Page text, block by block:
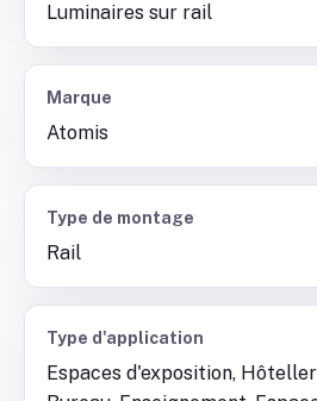
Luminaires sur rail
Marque
Atomis
Type de montage
Rail
Type d'application
Espaces d'exposition,